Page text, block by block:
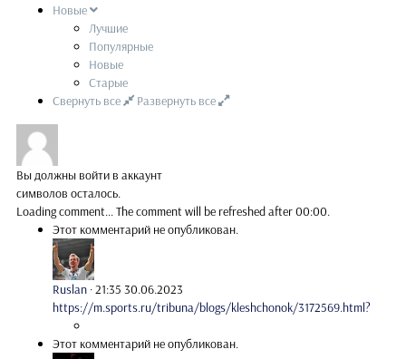
Новые
Лучшие
Популярные
Новые
Старые
Свернуть все
Развернуть все
Вы должны войти в аккаунт
символов осталось.
Loading comment...The comment will be refreshed after00:00.
Этот комментарий не опубликован.
Ruslan ·21:35 30.06.2023
https://m.sports.ru/tribuna/blogs/kleshchonok/3172569.html?
Этот комментарий не опубликован.